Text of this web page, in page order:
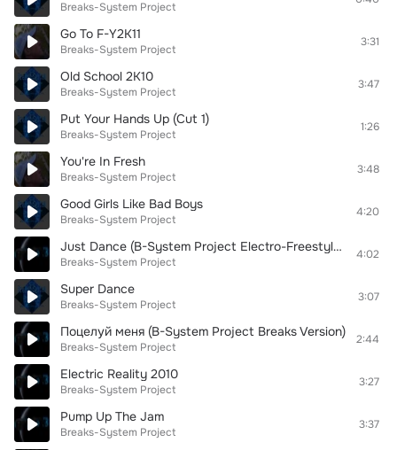
Breaks-System Project
Go To F-Y2K11
Breaks-System Project
3:31
Old School 2K10
Breaks-System Project
3:47
Put Your Hands Up (Cut 1)
Breaks-System Project
1:26
You're In Fresh
Breaks-System Project
3:48
Good Girls Like Bad Boys
Breaks-System Project
4:20
Just Dance (B-System Project Electro-Freestyle Music Mix)
Breaks-System Project
4:02
Super Dance
Breaks-System Project
3:07
Поцелуй меня (B-System Project Breaks Version)
Breaks-System Project
2:44
Electric Reality 2010
Breaks-System Project
3:27
Pump Up The Jam
Breaks-System Project
3:37